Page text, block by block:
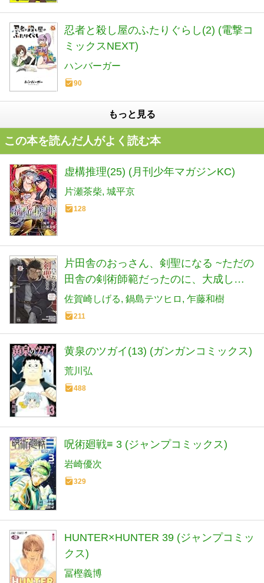
忍者と殺し屋のふたりぐらし(2) (電撃コ
ミックスNEXT)
ハンバーガー
90
もっと見る
この本を読んだ人がよく読む本
虚構推理(25) (月刊少年マガジンKC)
片瀬茶柴 城平京
128
片田舎のおっさん、剣聖になる ~ただの
田舎の剣術師範だったのに、大成した
弟子たちが俺を放ってくれない件~ 9 (9)
(ヤングチャンピオンコミックス)
佐賀崎しげる 鍋島テツヒロ 乍藤和樹
211
黄泉のツガイ(13) (ガンガンコミックス)
荒川弘
488
呪術廻戦≡ 3 (ジャンプコミックス)
岩崎優次
329
HUNTER×HUNTER 39 (ジャンプコミッ
クス)
冨樫義博